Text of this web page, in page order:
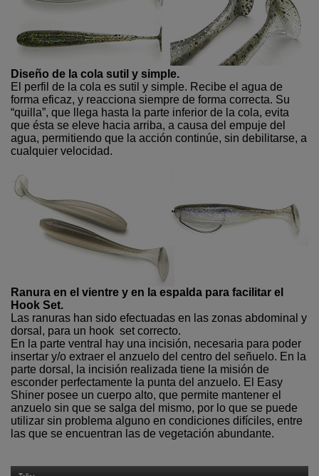
Diseño de la cola sutil y simple.
El perfil de la cola es sutil y simple. Recibe el agua de
forma eficaz, y reacciona siempre de forma correcta. Su
“quilla”, que llega hasta la parte inferior de la cola, evita
que ésta se eleve hacia arriba, a causa del empuje del
agua, permitiendo que la acción continúe, sin debilitarse, a
cualquier velocidad.
Ranura en el vientre y en la espalda para facilitar el
Hook Set.
Las ranuras han sido efectuadas en las zonas abdominal y
dorsal, para un hook set correcto.
En la parte ventral hay una incisión, necesaria para poder
insertar y/o extraer el anzuelo del centro del señuelo. En la
parte dorsal, la incisión realizada tiene la misión de
esconder perfectamente la punta del anzuelo. El Easy
Shiner posee un cuerpo alto, que permite mantener el
anzuelo sin que se salga del mismo, por lo que se puede
utilizar sin problema alguno en condiciones difíciles, entre
las que se encuentran las de vegetación abundante.